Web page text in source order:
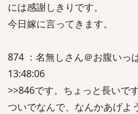
には感謝しきりです。
今日嫁に言ってきます。
874 ：名無しさん＠お腹いっ
13:48:06
>>846です。ちょっと長いで
ついでなんで、なんかあげよ